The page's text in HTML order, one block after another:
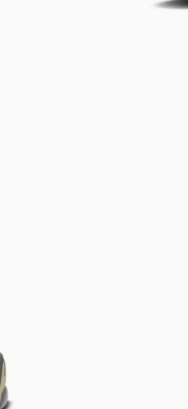
Para ter uma melhor
e veja a seleção de produtos